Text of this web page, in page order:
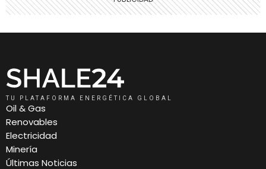
TU PLATAFORMA ENERGÉTICA GLOBAL
Oil & Gas
Renovables
Electricidad
Minería
Últimas Noticias